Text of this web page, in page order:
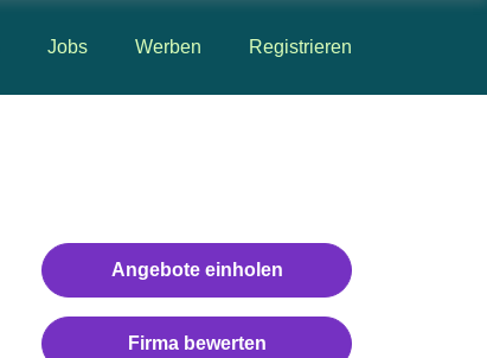
Jobs Werben Registrieren
Angebote einholen
Firma bewerten